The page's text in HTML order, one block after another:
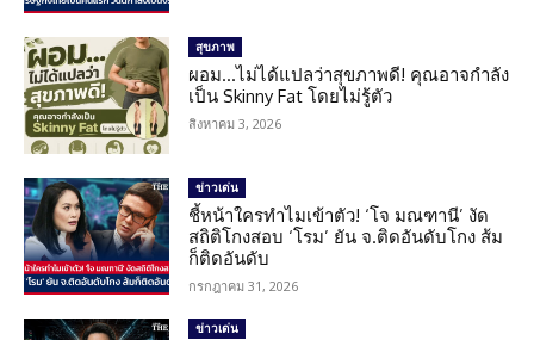
สุขภาพ
ผอม…ไม่ได้แปลว่าสุขภาพดี! คุณอาจกำลัง
เป็น Skinny Fat โดยไม่รู้ตัว
สิงหาคม 3, 2026
ข่าวเด่น
ชี้หน้าใครทำไมเข้าตัว! ‘โจ มณฑานี’ งัด
สถิติโกงสอบ ‘โรม’ ยัน จ.ติดอันดับโกง ส้ม
ก็ติดอันดับ
กรกฎาคม 31, 2026
ข่าวเด่น